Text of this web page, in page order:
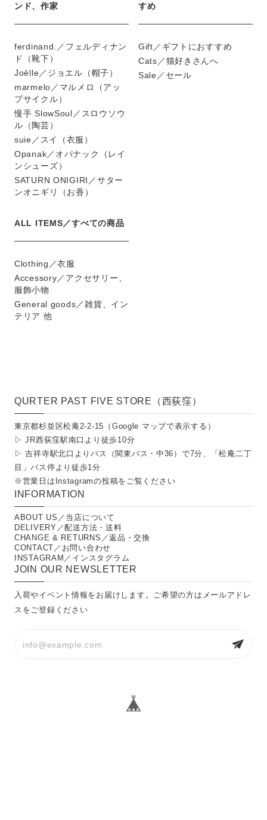
ンド、作家
ferdinand.／フェルディナン
ド（靴下）
Joëlle／ジョエル（帽子）
marmelo／マルメロ（アッ
プサイクル）
慢手 SlowSoul／スロウソウ
ル（陶芸）
suie／スイ（衣服）
Opanak／オパナック（レイ
ンシューズ）
SATURN ONIGIRI／サター
ンオニギリ（お香）
すめ
Gift／ギフトにおすすめ
Cats／猫好きさんへ
Sale／セール
ALL ITEMS／すべての商品
Clothing／衣服
Accessory／アクセサリー、
服飾小物
General goods／雑貨、イン
テリア 他
QURTER PAST FIVE STORE（西荻窪）
東京都杉並区松庵2-2-15（ Google マップで表示する ）
▷ JR西荻窪駅南口より徒歩10分
▷ 吉祥寺駅北口よりバス（関東バス・中36）で7分、「松庵二丁
目」バス停より徒歩1分
※営業日は Instagramの投稿をご覧ください
INFORMATION
ABOUT US／当店について
DELIVERY／配送方法・送料
CHANGE & RETURNS／返品・交換
CONTACT／お問い合わせ
INSTAGRAM／インスタグラム
JOIN OUR NEWSLETTER
入荷やイベント情報をお届けします。ご希望の方はメールアドレ
スをご登録ください